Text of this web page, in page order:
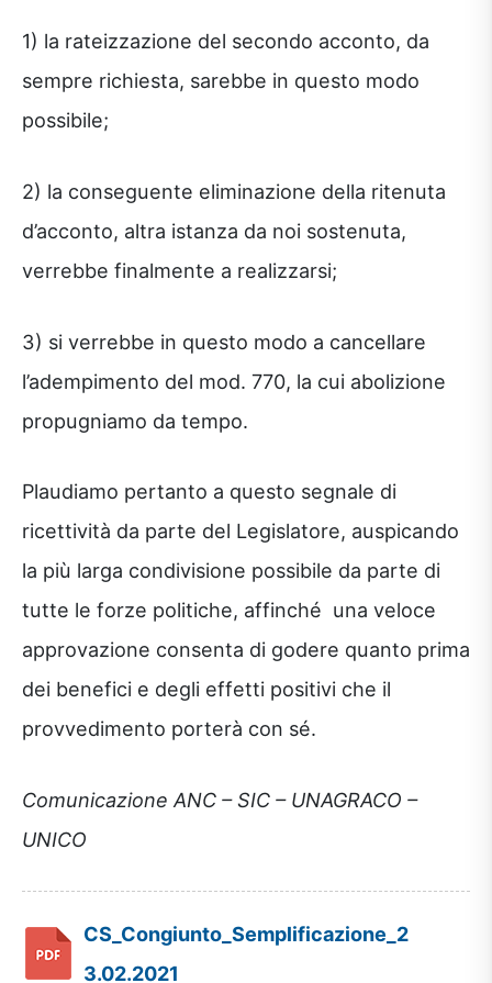
1) la rateizzazione del secondo acconto, da
sempre richiesta, sarebbe in questo modo
possibile;
2) la conseguente eliminazione della ritenuta
d’acconto, altra istanza da noi sostenuta,
verrebbe finalmente a realizzarsi;
3) si verrebbe in questo modo a cancellare
l’adempimento del mod. 770, la cui abolizione
propugniamo da tempo.
Plaudiamo pertanto a questo segnale di
ricettività da parte del Legislatore, auspicando
la più larga condivisione possibile da parte di
tutte le forze politiche, affinché una veloce
approvazione consenta di godere quanto prima
dei benefici e degli effetti positivi che il
provvedimento porterà con sé.
Comunicazione ANC – SIC – UNAGRACO –
UNICO
CS_Congiunto_Semplificazione_2
3.02.2021